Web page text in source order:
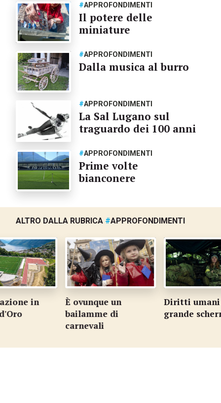
#APPROFONDIMENTI
Il potere delle
miniature
#APPROFONDIMENTI
Dalla musica al burro
#APPROFONDIMENTI
La Sal Lugano sul
traguardo dei 100 anni
#APPROFONDIMENTI
Prime volte
bianconere
ALTRO DALLA RUBRICA #APPROFONDIMENTI
in
È ovunque un
bailamme di
carnevali
Diritti umani
grande